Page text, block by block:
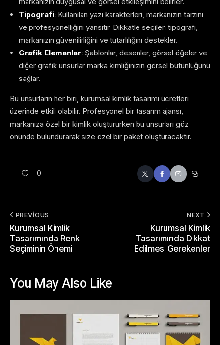
Tipografi: Kullanılan yazı karakterleri, markanızın tarzını
ve profesyonelliğini yansıtır. Dikkatle seçilen tipografi,
markanızın güvenilirliğini ve tutarlılığını destekler.
Grafik Elemanlar: Şablonlar, desenler, görsel öğeler ve
diğer grafik unsurlar marka kimliğinizin görsel bütünlüğünü
sağlar.
Bu unsurların her biri, kurumsal kimlik tasarımı ücretleri
üzerinde etkili olabilir. Profesyonel bir tasarım ajansı,
markanıza özel bir kimlik oluştururken bu unsurları göz
önünde bulundurarak size özel bir paket oluşturacaktır.
0
PREVIOUS
Kurumsal Kimlik
Tasarımında Renk
Seçiminin Önemi
NEXT
Kurumsal Kimlik
Tasarımında Dikkat
Edilmesi Gerekenler
You May Also Like